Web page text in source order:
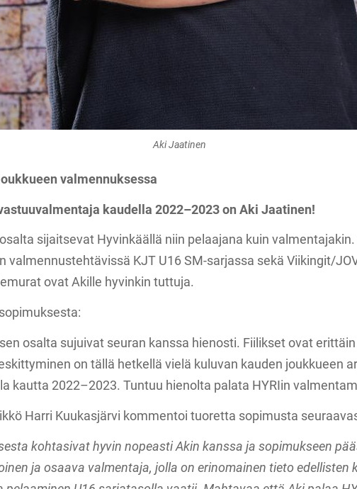
Aki Jaatinen
valmennuksessa
kaudella 2022–2023 on Aki Jaatinen!
sijaitsevat Hyvinkäällä niin pelaajana kuin
valmennustehtävissä KJT U16 SM-sarjassa sekä Viikingit/
ovat Akille hyvinkin tuttuja.
osalta sujuivat seuran kanssa hienosti. Fiilikset ovat
on tällä hetkellä vielä kuluvan kauden joukkueen
kautta 2022–2023. Tuntuu hienolta palata HYRIin
Harri Kuukasjärvi kommentoi tuoretta sopimusta
kohtasivat hyvin nopeasti Akin kanssa ja sopimukseen
ja osaava valmentaja, jolla on erinomainen tieto edellisten